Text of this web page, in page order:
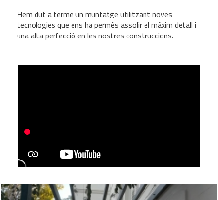
Hem dut a terme un muntatge utilitzant noves
tecnologies que ens ha permès assolir el màxim detall i
una alta perfecció en les nostres construccions.